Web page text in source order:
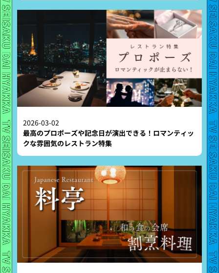
2026-03-02
最高のプロポーズや記念日が演出できる！ロマンティッ
クな雰囲気のレストラン特集